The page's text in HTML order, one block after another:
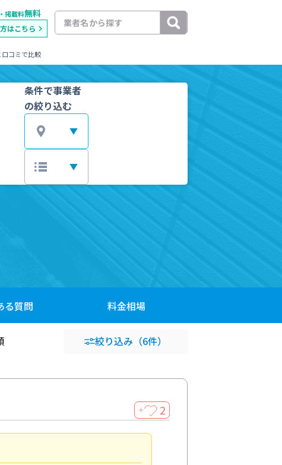
掲載料無料
はこちら
コミで比較
条件で事業者
の絞り込む
る質問 料金相場
絞り込み （6件）
＋ 2